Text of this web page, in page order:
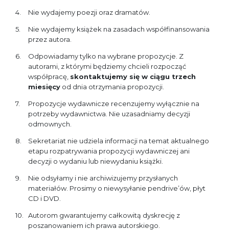
Nie wydajemy poezji oraz dramatów.
Nie wydajemy książek na zasadach współfinansowania
przez autora.
Odpowiadamy tylko na wybrane propozycje. Z
autorami, z którymi będziemy chcieli rozpocząć
współpracę, skontaktujemy się w ciągu trzech
miesięcy od dnia otrzymania propozycji.
Propozycje wydawnicze recenzujemy wyłącznie na
potrzeby wydawnictwa. Nie uzasadniamy decyzji
odmownych.
Sekretariat nie udziela informacji na temat aktualnego
etapu rozpatrywania propozycji wydawniczej ani
decyzji o wydaniu lub niewydaniu książki.
Nie odsyłamy i nie archiwizujemy przysłanych
materiałów. Prosimy o niewysyłanie pendrive’ów, płyt
CD i DVD.
Autorom gwarantujemy całkowitą dyskrecję z
poszanowaniem ich prawa autorskiego.